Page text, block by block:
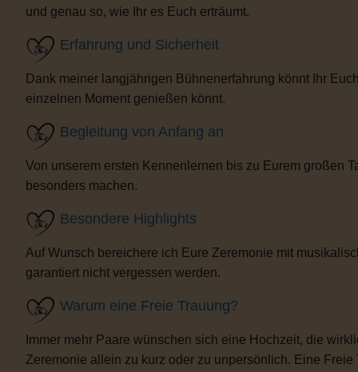
und genau so, wie Ihr es Euch erträumt.
Erfahrung und Sicherheit
Dank meiner langjährigen Bühnenerfahrung könnt Ihr
einzelnen Moment genießen könnt.
Begleitung von Anfang an
Von unserem ersten Kennenlernen bis zu Eurem großen
besonders machen.
Besondere Highlights
Auf Wunsch bereichere ich Eure Zeremonie mit
garantiert nicht vergessen werden.
Warum eine Freie Trauung?
Immer mehr Paare wünschen sich eine Hochzeit, die
Zeremonie allein zu kurz oder zu unpersönlich. Eine